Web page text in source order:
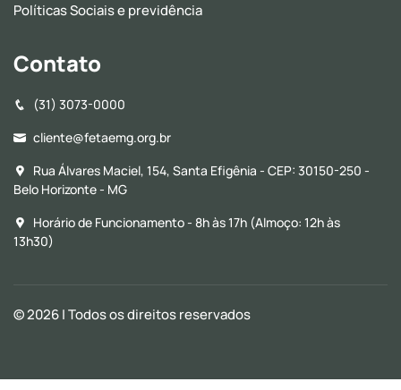
Políticas Sociais e previdência
Contato
(31) 3073-0000
cliente@fetaemg.org.br
Rua Álvares Maciel, 154, Santa Efigênia - CEP: 30150-250 -
Belo Horizonte - MG
Horário de Funcionamento - 8h às 17h (Almoço: 12h às
13h30)
© 2026| Todos os direitos reservados